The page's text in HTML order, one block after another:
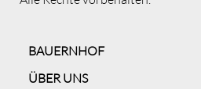
BAUERNHOF
ÜBER UNS